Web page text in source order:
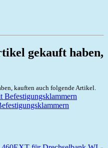
gekauft haben,
kauften auch folgende Artikel.